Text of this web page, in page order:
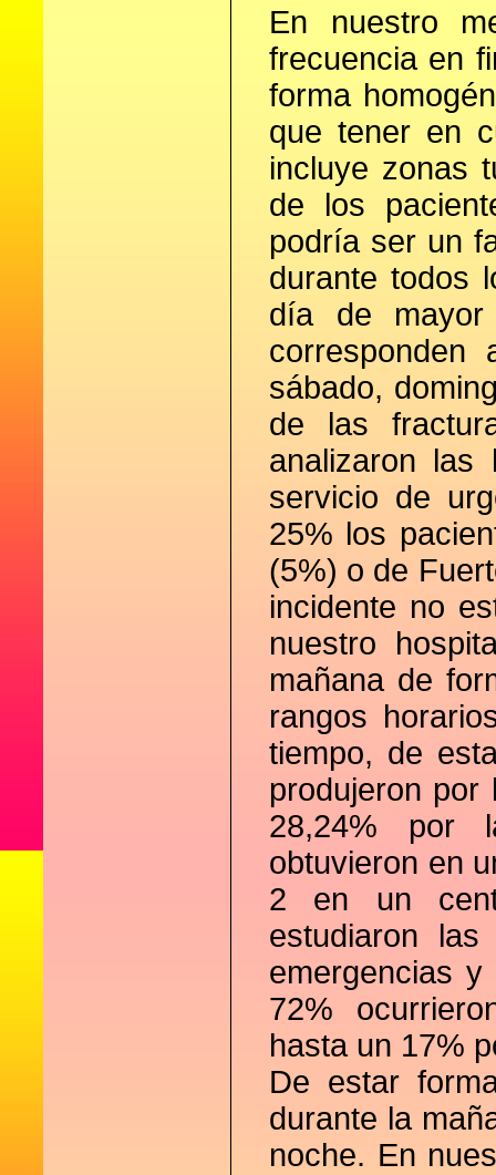
En nuestro
frecuencia en
forma
que tener en
incluye zonas
de los
podría ser un
durante todos
día de
sábado,
de las
analizaron las
servicio de
25% los
(5%) o de
incidente no
nuestro
mañana de
rangos
tiempo, de
produjeron por
28,24% por
obtuvieron en
2 en un
estudiaron las
emergencias
72%
hasta un 17%
De estar
durante la
noche. En